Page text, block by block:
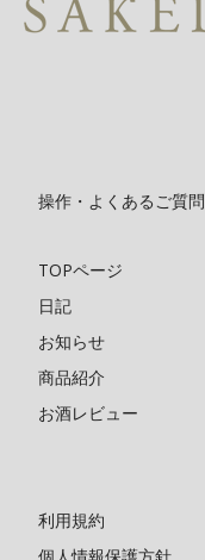
操作・よくあるご質問
TOPページ
日記
お知らせ
商品紹介
お酒レビュー
利用規約